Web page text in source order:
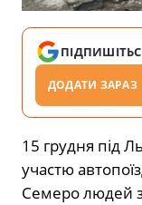
ДОДАТИ ЗАРАЗ
15 грудня під
участю
Семеро людей